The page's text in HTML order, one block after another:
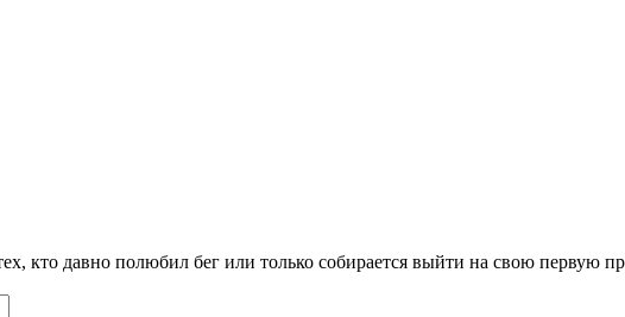
кто давно полюбил бег или только собирается выйти на свою первую